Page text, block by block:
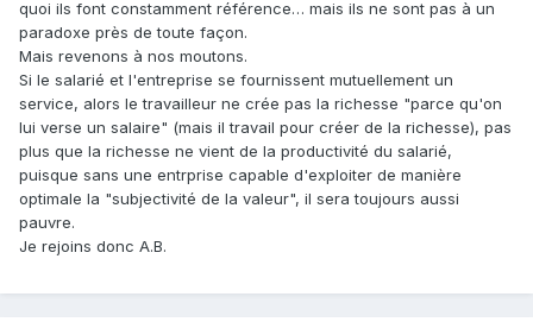
quoi ils font constamment référence… mais ils ne sont pas à un
paradoxe près de toute façon.
Mais revenons à nos moutons.
Si le salarié et l'entreprise se fournissent mutuellement un
service, alors le travailleur ne crée pas la richesse "parce qu'on
lui verse un salaire" (mais il travail pour créer de la richesse), pas
plus que la richesse ne vient de la productivité du salarié,
puisque sans une entrprise capable d'exploiter de manière
optimale la "subjectivité de la valeur", il sera toujours aussi
pauvre.
Je rejoins donc A.B.